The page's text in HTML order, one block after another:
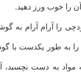
آن را خوب ورز دهید.
را آرام آرام به
را به طور یکدست با
مواد به دست نچسبد،